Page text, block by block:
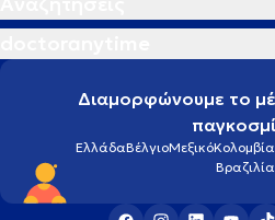
Διαμορφώνουμε το
ΕλλάδαΒέλγιοΜεξικόΚολομβία
Βραζιλία